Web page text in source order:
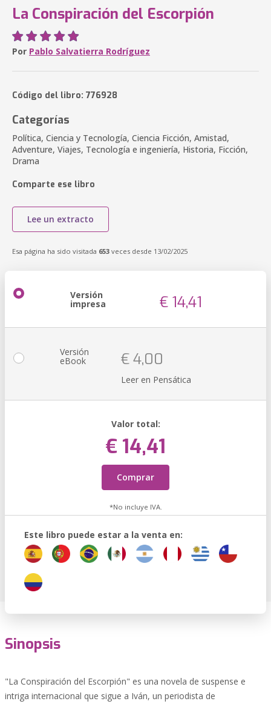
La Conspiración del Escorpión
Por Pablo Salvatierra Rodríguez
Código del libro: 776928
Categorías
Política, Ciencia y Tecnología, Ciencia Ficción, Amistad,
Adventure, Viajes, Tecnología e ingeniería, Historia, Ficción,
Drama
Comparte ese libro
Lee un extracto
Esa página ha sido visitada 653 veces desde 13/02/2025
Versión
impresa € 14,41
Versión
eBook € 4,00
Leer en Pensática
Valor total:
€ 14,41
Comprar
*No incluye IVA.
Este libro puede estar a la venta en:
Sinopsis
"La Conspiración del Escorpión" es una novela de suspense e
intriga internacional que sigue a Iván, un periodista de